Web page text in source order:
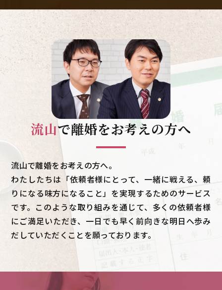
流山で離婚をお考えの方へ
流山で離婚をお考えの方へ。
わたしたちは「依頼者様にとって、一緒に戦える、頼
りになる味方になること」を実現するためのサービス
です。このような取り組みを通じて、多くの依頼者様
にご満足いただき、一日でも早く前向きな明日へ歩み
だしていただくことを願っております。